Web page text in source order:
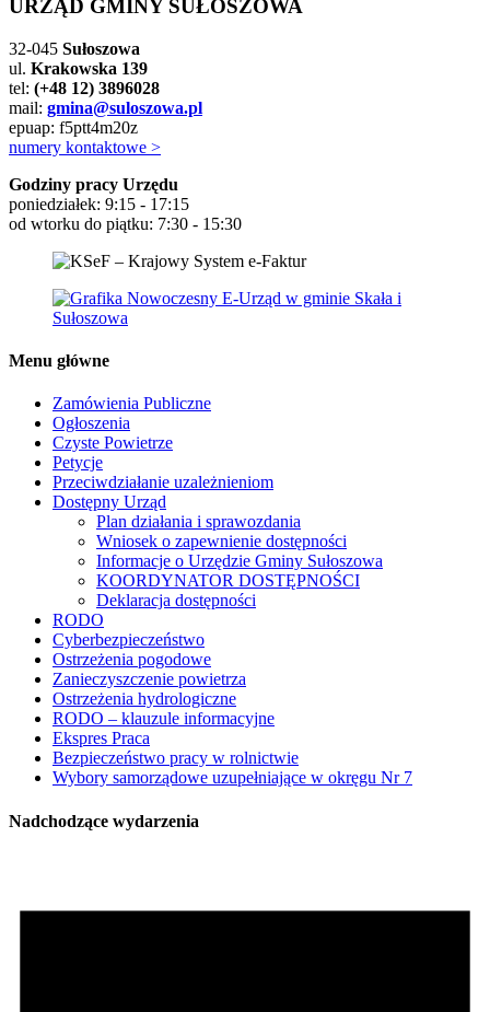
URZĄD GMINY SUŁOSZOWA
32-045 Sułoszowa
ul. Krakowska 139
tel: (+48 12) 3896028
mail: gmina@suloszowa.pl
epuap: f5ptt4m20z
numery kontaktowe >
Godziny pracy Urzędu
poniedziałek: 9:15 - 17:15
od wtorku do piątku: 7:30 - 15:30
Menu główne
Zamówienia Publiczne
Ogłoszenia
Czyste Powietrze
Petycje
Przeciwdziałanie uzależnieniom
Dostępny Urząd
Plan działania i sprawozdania
Wniosek o zapewnienie dostępności
Informacje o Urzędzie Gminy Sułoszowa
KOORDYNATOR DOSTĘPNOŚCI
Deklaracja dostępności
RODO
Cyberbezpieczeństwo
Ostrzeżenia pogodowe
Zanieczyszczenie powietrza
Ostrzeżenia hydrologiczne
RODO – klauzule informacyjne
Ekspres Praca
Bezpieczeństwo pracy w rolnictwie
Wybory samorządowe uzupełniające w okręgu Nr 7
Nadchodzące wydarzenia